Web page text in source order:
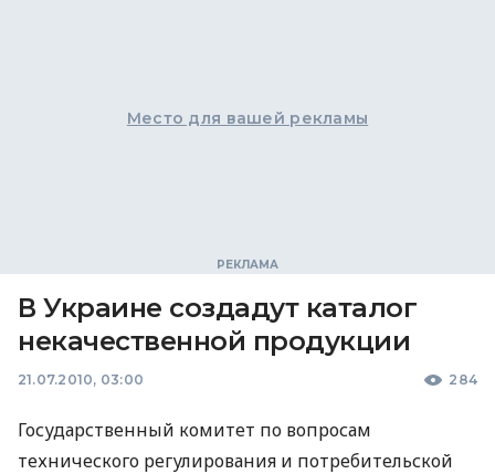
Место для вашей рекламы
В Украине создадут каталог
некачественной продукции
21.07.2010, 03:00 284
Государственный комитет по вопросам
технического регулирования и потребительской